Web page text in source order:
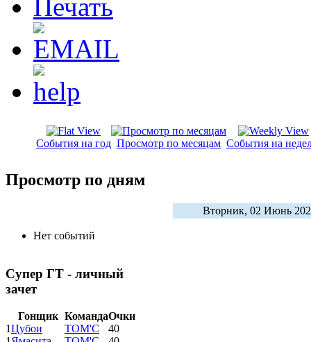
События на год Просмотр по месяцам События на
Просмотр по дням
Вторник, 02 Июнь
Нет событий
Супер ГТ - личный
зачет
Гонщик КомандаОчки
1Цубои ТОМ'С
40